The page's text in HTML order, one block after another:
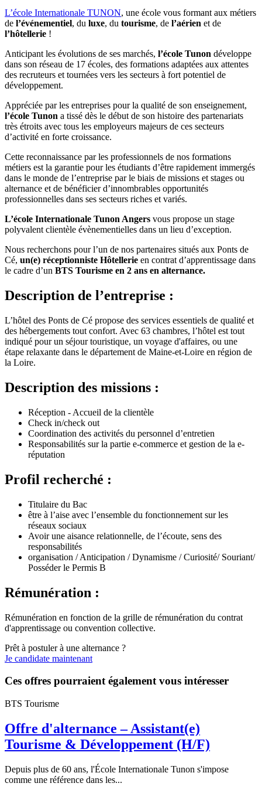
L’école Internationale TUNON, une école vous formant aux métiers
de l’événementiel, du luxe, du tourisme, de l’aérien et de
l’hôtellerie !
Anticipant les évolutions de ses marchés, l’école Tunon développe
dans son réseau de 17 écoles, des formations adaptées aux attentes
des recruteurs et tournées vers les secteurs à fort potentiel de
développement.
Appréciée par les entreprises pour la qualité de son enseignement,
l’école Tunon a tissé dès le début de son histoire des partenariats
très étroits avec tous les employeurs majeurs de ces secteurs
d’activité en forte croissance.
Cette reconnaissance par les professionnels de nos formations
métiers est la garantie pour les étudiants d’être rapidement immergés
dans le monde de l’entreprise par le biais de missions et stages ou
alternance et de bénéficier d’innombrables opportunités
professionnelles dans ses secteurs riches et variés.
L’école Internationale Tunon Angers vous propose un stage
polyvalent clientèle évènementielles dans un lieu d’exception.
Nous recherchons pour l’un de nos partenaires situés aux Ponts de
Cé, un(e) réceptionniste Hôtellerie en contrat d’apprentissage dans
le cadre d’un BTS Tourisme en 2 ans en alternance.
Description de l’entreprise :
L’hôtel des Ponts de Cé propose des services essentiels de qualité et
des hébergements tout confort. Avec 63 chambres, l’hôtel est tout
indiqué pour un séjour touristique, un voyage d'affaires, ou une
étape relaxante dans le département de Maine-et-Loire en région de
la Loire.
Description des missions :
Réception - Accueil de la clientèle
Check in/check out
Coordination des activités du personnel d’entretien
Responsabilités sur la partie e-commerce et gestion de la e-
réputation
Profil recherché :
Titulaire du Bac
être à l’aise avec l’ensemble du fonctionnement sur les
réseaux sociaux
Avoir une aisance relationnelle, de l’écoute, sens des
responsabilités
organisation / Anticipation / Dynamisme / Curiosité/ Souriant/
Posséder le Permis B
Rémunération :
Rémunération en fonction de la grille de rémunération du contrat
d'apprentissage ou convention collective.
Prêt à postuler à une alternance ?
Je candidate maintenant
Ces offres pourraient également vous intéresser
BTS Tourisme
Offre d'alternance – Assistant(e)
Tourisme & Développement (H/F)
Depuis plus de 60 ans, l'École Internationale Tunon s'impose
comme une référence dans les...